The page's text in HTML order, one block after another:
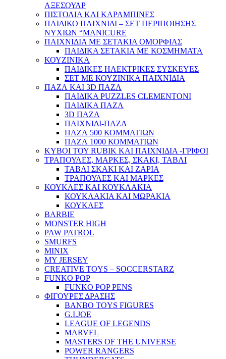
ΑΞΕΣΟΥΑΡ
ΠΙΣΤΟΛΙΑ ΚΑΙ ΚΑΡΑΜΠΙΝΕΣ
ΠΑΙΔΙΚΟ ΠΑΙΧΝΙΔΙ – ΣΕΤ ΠΕΡΙΠΟΙΗΣΗΣ
ΝΥΧΙΩΝ “MANICURE
ΠΑΙΧΝΙΔΙΑ ΜΕ ΣΕΤΑΚΙΑ ΟΜΟΡΦΙΑΣ
ΠΑΙΔΙΚΑ ΣΕΤΑΚΙΑ ΜΕ ΚΟΣΜΗΜΑΤΑ
ΚΟΥΖΙΝΙΚΑ
ΠΑΙΔΙΚΕΣ ΗΛΕΚΤΡΙΚΕΣ ΣΥΣΚΕΥΕΣ
ΣΕΤ ΜΕ ΚΟΥΖΙΝΙΚΑ ΠΑΙΧΝΙΔΙΑ
ΠΑΖΛ ΚΑΙ 3D ΠΑΖΛ
ΠΑΙΔΙΚΑ PUZZLES CLEMENTONI
ΠΑΙΔΙΚΑ ΠΑΖΛ
3D ΠΑΖΛ
ΠΑΙΧΝΙΔΙ-ΠΑΖΛ
ΠΑΖΛ 500 ΚΟΜΜΑΤΙΩΝ
ΠΑΖΛ 1000 ΚΟΜΜΑΤΙΩΝ
ΚΥΒΟΙ ΤΟΥ RUBIK ΚΑΙ ΠΑΙΧΝΙΔΙΑ -ΓΡΙΦΟΙ
ΤΡΑΠΟΥΛΕΣ, ΜΑΡΚΕΣ, ΣΚΑΚΙ, ΤΑΒΛΙ
ΤΑΒΛΙ ΣΚΑΚΙ ΚΑΙ ΖΑΡΙΑ
ΤΡΑΠΟΥΛΕΣ ΚΑΙ ΜΑΡΚΕΣ
ΚΟΥΚΛΕΣ ΚΑΙ ΚΟΥΚΛΑΚΙΑ
ΚΟΥΚΛΑΚΙΑ ΚΑΙ ΜΩΡΑΚΙΑ
ΚΟΥΚΛΕΣ
BARBIE
MONSTER HIGH
PAW PATROL
SMURFS
MINIX
MY JERSEY
CREATIVE TOYS – SOCCERSTARZ
FUNKO POP
FUNKO POP PENS
ΦΙΓΟΥΡΕΣ ΔΡΑΣΗΣ
BANBO TOYS FIGURES
G.I.JOE
LEAGUE OF LEGENDS
MARVEL
MASTERS OF THE UNIVERSE
POWER RANGERS